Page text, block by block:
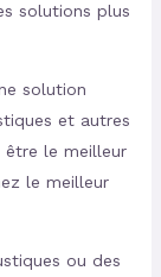
solutions plus
solution
et autres
le meilleur
le meilleur
ou des